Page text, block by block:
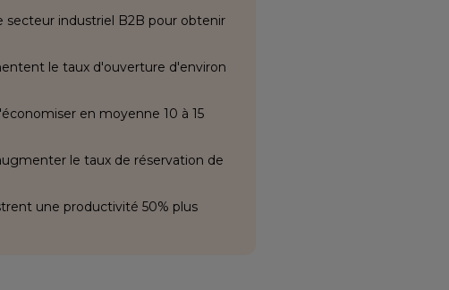
secteur industriel B2B pour obtenir
le taux d'ouverture d'environ
en moyenne 10 à 15
le taux de réservation de
une productivité 50% plus